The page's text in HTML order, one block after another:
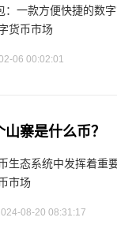
：一款方便快捷的数
货币市场
06 00:02:01
寨是什么币？
生态系统中发挥着重
市场
08-20 08:31:17